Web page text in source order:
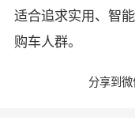
适合追求实用、智
购车人群。
分享到